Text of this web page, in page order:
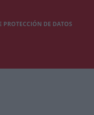
PROTECCIÓN DE DATOS